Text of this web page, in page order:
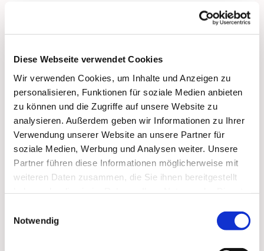
Diese Webseite verwendet Cookies
Wir verwenden Cookies, um Inhalte und Anzeigen zu
personalisieren, Funktionen für soziale Medien anbieten
zu können und die Zugriffe auf unsere Website zu
analysieren. Außerdem geben wir Informationen zu Ihrer
Verwendung unserer Website an unsere Partner für
soziale Medien, Werbung und Analysen weiter. Unsere
Partner führen diese Informationen möglicherweise mit
weiteren Daten zusammen, die Sie ihnen bereitgestellt
Notwendig
Dies könnte Sie auch